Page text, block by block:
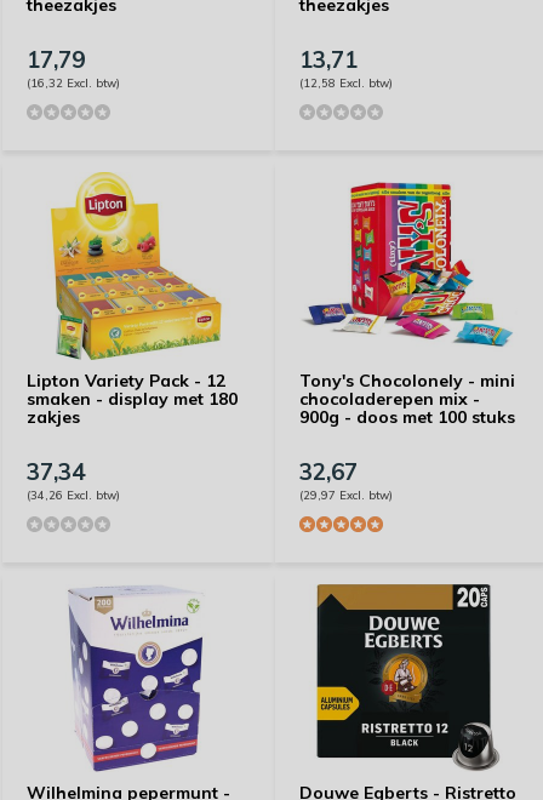
theezakjes
17,79
(16,32 Excl. btw)
theezakjes
13,71
(12,58 Excl. btw)
Lipton Variety Pack - 12
smaken - display met 180
zakjes
37,34
(34,26 Excl. btw)
Tony's Chocolonely - mini
chocoladerepen mix -
900g - doos met 100 stuks
32,67
(29,97 Excl. btw)
Wilhelmina pepermunt -
Douwe Egberts - Ristretto